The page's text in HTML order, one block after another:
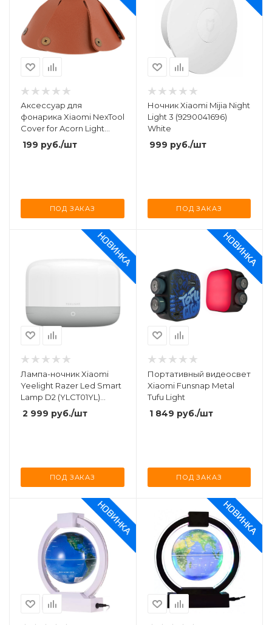
Аксессуар для
фонарика Xiaomi NexTool
Cover for Acorn Light
(NE20255)
199 руб./шт
ПОД ЗАКАЗ
Ночник Xiaomi Mijia Night
Light 3 (9290041696)
White
999 руб./шт
ПОД ЗАКАЗ
Лампа-ночник Xiaomi
Yeelight Razer Led Smart
Lamp D2 (YLCT01YL)
White
2 999 руб./шт
ПОД ЗАКАЗ
Портативный видеосвет
Xiaomi Funsnap Metal
Tufu Light
1 849 руб./шт
ПОД ЗАКАЗ